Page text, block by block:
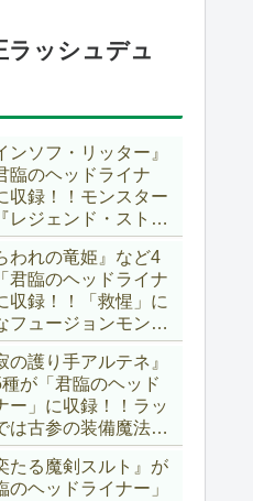
範囲の広がった『墓
名者』はめちゃくち
ラッシュデュ
ンソフ・リッター』
臨のヘッドライナ
収録！！モンスター
レジェンド・ストラ
とも言える強力な蘇
持ち！！そのステー
ら、「救惺」との相
群に良いですね～。
王ラッシュデュエ
われの竜姫』など4
君臨のヘッドライナ
収録！！「救惺」に
フュージョンモンス
サポーターが登
性能の高さはもちろ
ラストから推察され
ストーリーも興味深
【遊戯王ラッシュ
ル】
の護り手アルテネ』
が「君臨のヘッド
ー」に収録！！ラッ
は古参の装備魔法
テネの加護』がテー
！3種のユニオンが
、天使族では汎用的
たる魔剣スルト』が
のヘッドライナー」